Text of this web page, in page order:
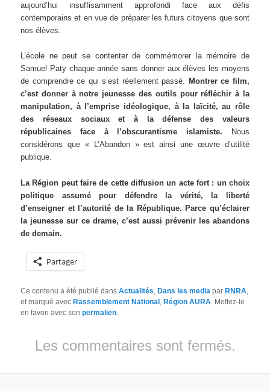
aujourd’hui insuffisamment approfondi face aux défis
contemporains et en vue de préparer les futurs citoyens que sont
nos élèves.
L’école ne peut se contenter de commémorer la mémoire de
Samuel Paty chaque année sans donner aux élèves les moyens
de comprendre ce qui s’est réellement passé. Montrer ce film,
c’est donner à notre jeunesse des outils pour réfléchir à la
manipulation, à l’emprise idéologique, à la laïcité, au rôle
des réseaux sociaux et à la défense des valeurs
républicaines face à l’obscurantisme islamiste. Nous
considérons que « L’Abandon » est ainsi une œuvre d’utilité
publique.
La Région peut faire de cette diffusion un acte fort : un choix
politique assumé pour défendre la vérité, la liberté
d’enseigner et l’autorité de la République. Parce qu’éclairer
la jeunesse sur ce drame, c’est aussi prévenir les abandons
de demain.
Partager
Ce contenu a été publié dansActualités ,Dans les media parRNRA
et marqué avecRassemblement National ,Région AURA . Mettez-le
en favori avec sonpermalien
Les commentaires sont fermés.